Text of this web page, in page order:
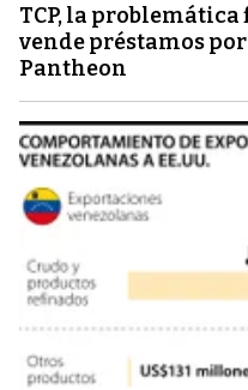
TCP, la
vende préstamos
Pantheon